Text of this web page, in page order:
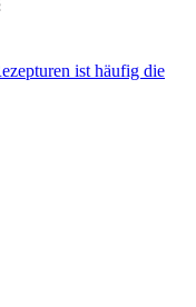
ist häufig die